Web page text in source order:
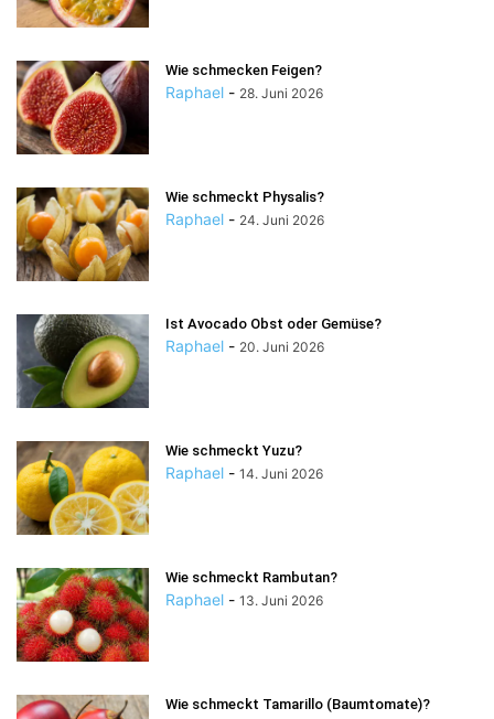
Wie schmecken Feigen?
Raphael - 28. Juni 2026
Wie schmeckt Physalis?
Raphael - 24. Juni 2026
Ist Avocado Obst oder Gemüse?
Raphael - 20. Juni 2026
Wie schmeckt Yuzu?
Raphael - 14. Juni 2026
Wie schmeckt Rambutan?
Raphael - 13. Juni 2026
Wie schmeckt Tamarillo (Baumtomate)?